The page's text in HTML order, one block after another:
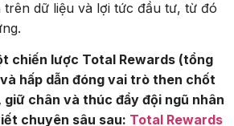
dữ liệu và lợi tức đầu tư, từ đó
chiến lược Total Rewards (tổng
hấp dẫn đóng vai trò then chốt
chân và thúc đẩy đội ngũ nhân
chuyên sâu sau: Total Rewards